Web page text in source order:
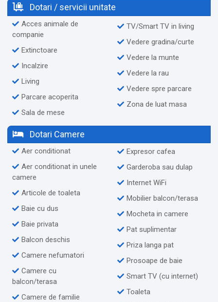
Dotari / servicii unitate
Acces animale de
companie
Extinctoare
Incalzire
Living
Parcare acoperita
Sala de mese
TV/Smart TV in living
Vedere gradina/curte
Vedere la munte
Vedere la rau
Vedere spre parcare
Zona de luat masa
Dotari Camere
Aer conditionat
Aer conditionat in unele
camere
Articole de toaleta
Baie cu dus
Baie privata
Balcon deschis
Camere nefumatori
Camere cu
balcon/terasa
Camere de familie
Expresor cafea
Garderoba sau dulap
Internet WiFi
Mobilier balcon/terasa
Mocheta in camere
Pat suplimentar
Priza langa pat
Prosoape de baie
Smart TV (cu internet)
Toaleta